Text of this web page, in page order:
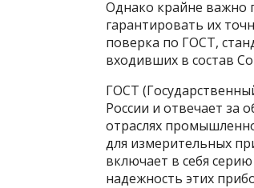
Однако крайне важно
гарантировать их
поверка по ГОСТ,
входивших в состав
ГОСТ
России и отвечает за
отраслях
для измерительных
включает в себя
надежность этих